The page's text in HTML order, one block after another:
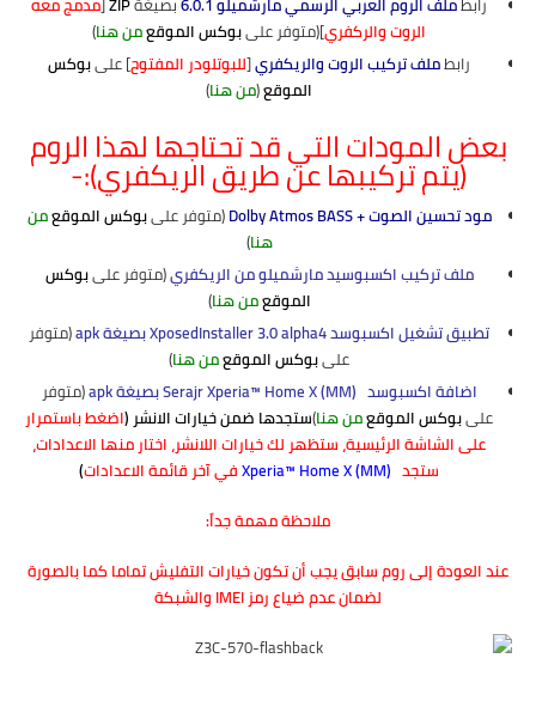
الروت والركفري](متوفر علىبوكس الموقعمن هنا)
رابطملف تركيب الروت والريكفري[للبوتلودر المفتوح] علىبوكس
الموقع(من هنا)
بعض المودات التي قد تحتاجها لهذا الروم
(يتم تركيبها عن طريق الريكفري):-
مود تحسين الصوت + Dolby Atmos BASS (متوفر علىبوكس الموقعمن
هنا)
ملف تركيب اكسبوسيد مارشميلو من الريكفري(متوفر علىبوكس
الموقعمن هنا)
تطبيق تشغيل اكسبوسد XposedInstaller 3.0 alpha4 بصيغة apk
(متوفر
علىبوكس الموقعمن هنا)
اضافة اكسبوسد Serajr Xperia™ Home X (MM)
بصيغة apk
(متوفر
علىبوكس الموقعمن هنا)ستجدها ضمن خيارات الانشر (اضغط باستمرار
على الشاشة الرئيسية، ستظهر لك خيارات اللانشر، اختار منها الاعدادات،
ستجد Xperia™ Home X (MM)في آخر قائمة الاعدادات)
ملاحظة مهمة جداً:
عند العودة إلى روم سابق يجب أن تكون خيارات التفليش تماما كما بالصورة
لضمان عدم ضياع رمز IMEI والشبكة